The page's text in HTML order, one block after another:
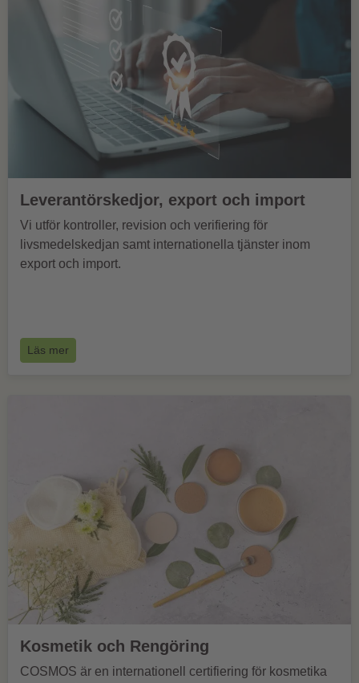
Leverantörskedjor, export och import
Vi utför kontroller, revision och verifiering för
livsmedelskedjan samt internationella tjänster inom
export och import.
Läs mer
Kosmetik och Rengöring
COSMOS är en internationell certifiering för kosmetika